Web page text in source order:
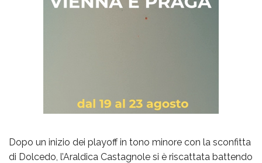
Dopo un inizio dei playoffin tono minore con la sconfitta
di Dolcedo, l’Araldica Castagnole si è riscattata battendo